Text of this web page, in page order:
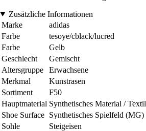
Zusätzliche Informationen
Marke
adidas
Farbe
tesoye/cblack/lucred
Farbe
Gelb
Geschlecht
Gemischt
Altersgruppe
Erwachsene
Merkmal
Kunstrasen
Sortiment
F50
Hauptmaterial Synthetisches Material / Textil
Shoe Surface Synthetisches Spielfeld (MG)
Sohle
Steigeisen